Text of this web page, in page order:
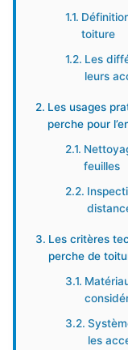
toiture
Les
leurs
Les usages
perche pour
feuilles
Les critères
perche de
les